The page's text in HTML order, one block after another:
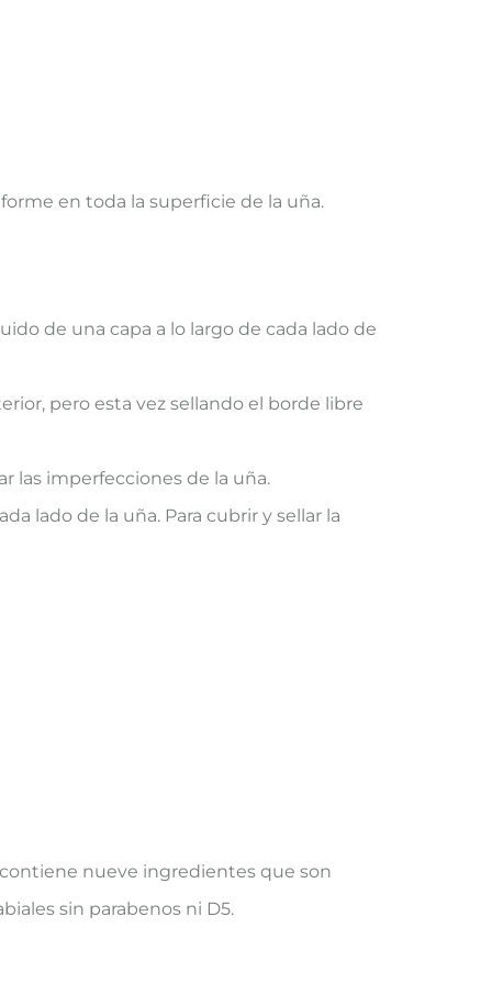
en toda la superficie de la uña.
de una capa a lo largo de cada lado de
pero esta vez sellando el borde libre
las imperfecciones de la uña.
lado de la uña. Para cubrir y sellar la
nueve ingredientes que son
sin parabenos ni D5.